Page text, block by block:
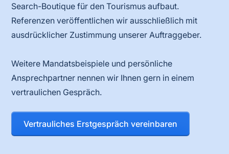
Search-Boutique für den Tourismus aufbaut.
Referenzen veröffentlichen wir ausschließlich mit
ausdrücklicher Zustimmung unserer Auftraggeber.
Weitere Mandatsbeispiele und persönliche
Ansprechpartner nennen wir Ihnen gern in einem
vertraulichen Gespräch.
Vertrauliches Erstgespräch vereinbaren